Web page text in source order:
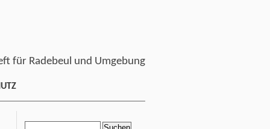
für Radebeul und Umgebung